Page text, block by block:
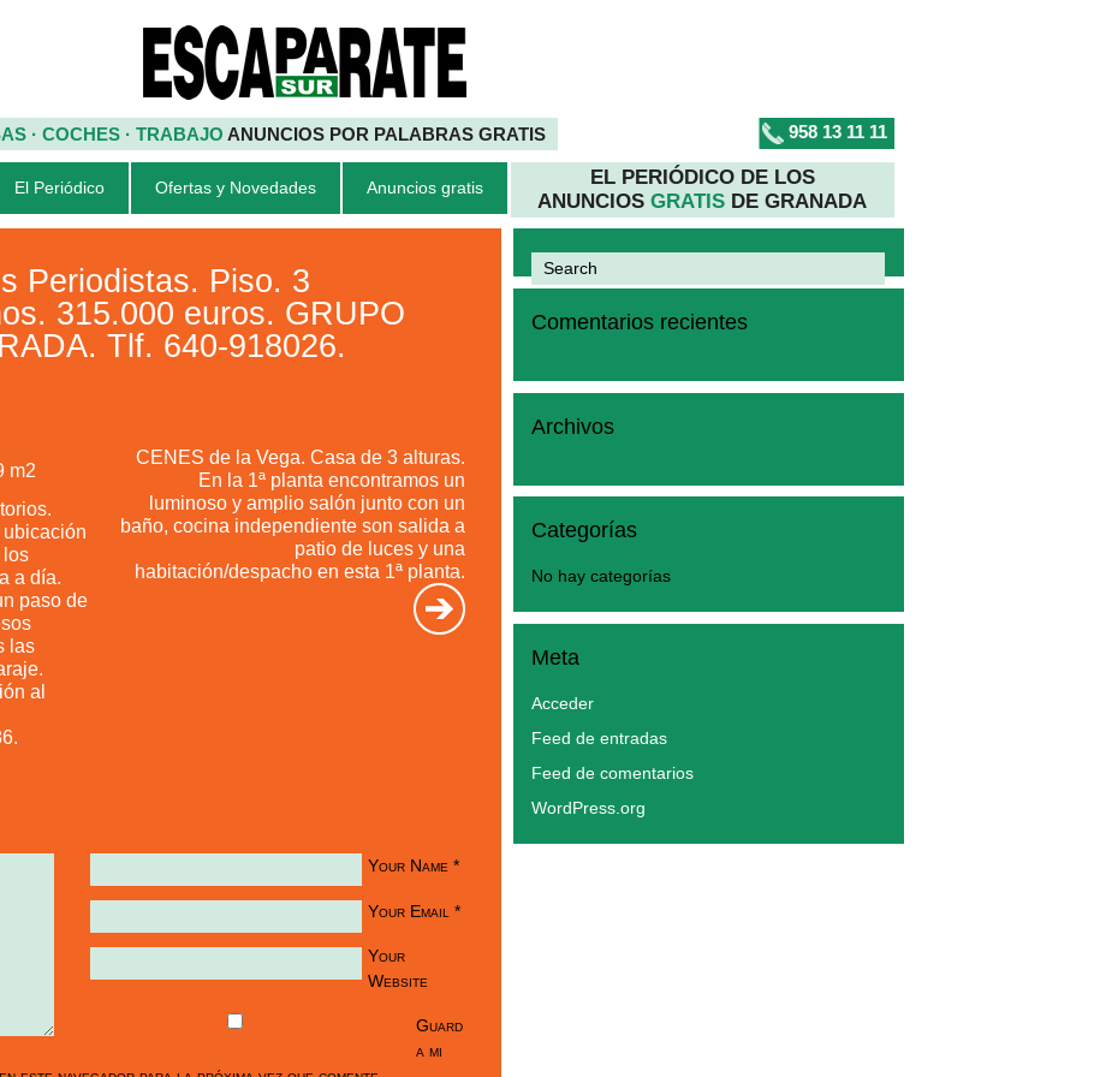
· COCHES · TRABAJO ANUNCIOS POR PALABRAS GRATIS 958 13 11 11
El Periódico Ofertas y Novedades Anuncios gratis
EL PERIÓDICO DE LOS
ANUNCIOSGRATIS DE GRANADA
Periodistas. Piso. 3
315.000 euros. GRUPO
Tlf. 640-918026.
m2
los
a día.
paso de
las
al
CENES de la Vega. Casa de 3 alturas.
En la 1ª planta encontramos un
luminoso y amplio salón junto con un
baño, cocina independiente son salida a
patio de luces y una
habitación/despacho en esta 1ª planta.
Your Name *
Your Email *
Your
Website
Guard
a mi
Comentarios recientes
Archivos
Categorías
No hay categorías
Meta
Acceder
Feed de entradas
Feed de comentarios
WordPress.org